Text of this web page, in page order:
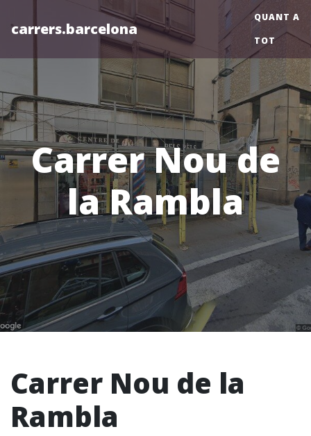
carrers.barcelona
QUANT A
TOT
Carrer Nou de
la Rambla
Carrer Nou de la
Rambla